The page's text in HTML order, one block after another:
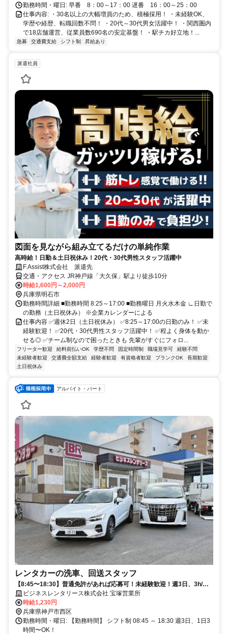
勤務時間・曜日: 早番 8：00～17：00 遅番 16：00～25：00
仕事内容: ・30名以上の大幅増員のため、積極採用！ ・未経験OK、
学歴や経歴、転職回数不問！ ・20代～30代男女活躍中！ ・関西圏内
で18店舗運営、従業員数690名の安定基盤！ ・駅チカ好立地！...
急募 交通費支給 シフト制 昇給あり
派遣社員
図面を見ながら組み立てるだけの単純作業
高時給！日勤＆土日祝休み！20代・30代男性スタッフ活躍中
F.Assist株式会社 派遣先
交通・アクセス JR神戸線「大久保」駅より徒歩10分
時給1,600円～2,000円
兵庫県明石市
勤務時間詳細 ■勤務時間 8:25～17:00 ■勤務曜日 月火水木金 ∟日勤で
の勤務（土日祝休み） ※企業カレンダーによる
仕事内容 ✅週休2日（土日祝休み） ✅8:25～17:00の日勤のみ！ ✅未
経験歓迎！ ✅20代・30代男性スタッフ活躍中！ ✅程よく身体を動か
せる◎ ✅チーム制なので困ったときも 先輩がすぐにフォロ...
フリーター歓迎 給料前払いOK 学歴不問 固定時間制 職場見学可
経験不問
未経験者歓迎
交通費全額支給 経験者歓迎 有資格者歓迎 ブランクOK
長期歓迎
土日祝休み
アルバイト・パート
レンタカーの洗車、回送スタッフ
【8:45〜18:30】普通免許があれば応募可！未経験歓迎！週3日、3h/
日〜OK！レンタカー社割あり！重荷物の積み下ろしナシ！
ビジネスレンタリース株式会社 宝塚営業所
時給1,230円
兵庫県神戸市西区
勤務時間・曜日: 【勤務時間】 シフト制 08:45 ～ 18:30 週3日、1日3
時間〜OK！